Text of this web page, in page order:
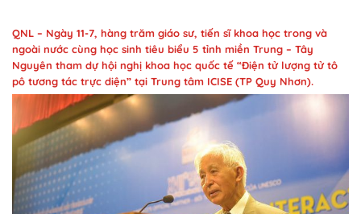
QNL – Ngày 11-7, hàng trăm giáo sư, tiến sĩ khoa học trong và
ngoài nước cùng học sinh tiêu biểu 5 tỉnh miền Trung – Tây
Nguyên tham dự hội nghị khoa học quốc tế “Điện tử lượng tử tô
pô tương tác trực diện” tại Trung tâm ICISE (TP Quy Nhơn).